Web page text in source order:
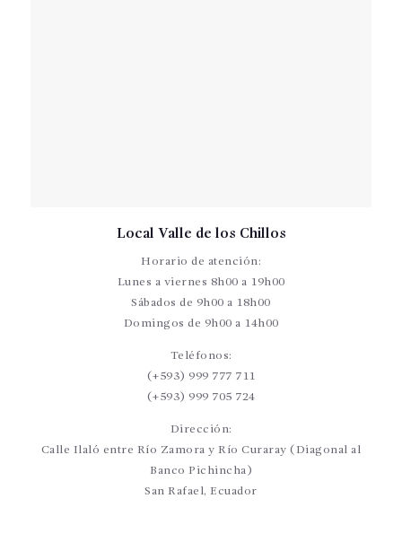
Local Valle de los Chillos
Horario de atención:
Lunes a viernes 8h00 a 19h00
Sábados de 9h00 a 18h00
Domingos de 9h00 a 14h00
Teléfonos:
(+593) 999 777 711
(+593) 999 705 724
Dirección:
Calle Ilaló entre Río Zamora y Río Curaray (Diagonal al
Banco Pichincha)
San Rafael, Ecuador